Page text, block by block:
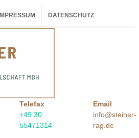
IMPRESSUM DATENSCHUTZ
Telefax
+49 30
55471314
Email
info@steiner-
rag.de